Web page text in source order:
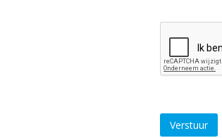
Verstuur